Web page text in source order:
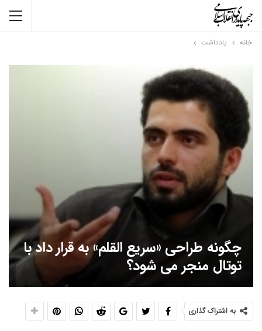
خانه یادداشت
چگونه طراحی «سریع القلم» به قرار داد با
توتال منجر می شود؟
به اشتراک گذاری